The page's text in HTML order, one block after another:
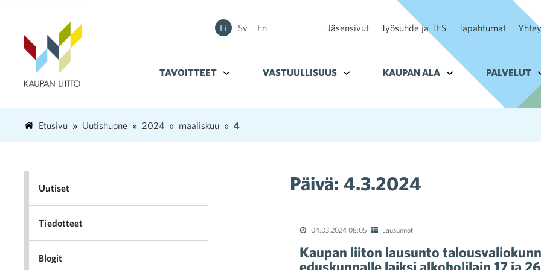
Fi Sv En Jäsensivut Työsuhde ja TES Tapahtumat
TAVOITTEET Alavalikko kohteelle Tavoitteet
VASTUULLISUUS Alavalikko kohteelle Vastuullisuus
KAUPAN ALA Alavalikko kohteelle
PALVELUT
Etusivu Uutishuone 2024 maaliskuu 4
Päivä: 4.3.2024
04.03.2024 08:05 Lausunnot
Kaupan liiton lausunto
eduskunnalle laiksi alkoholilain 17 ja
Uutiset
Tiedotteet
Blogit